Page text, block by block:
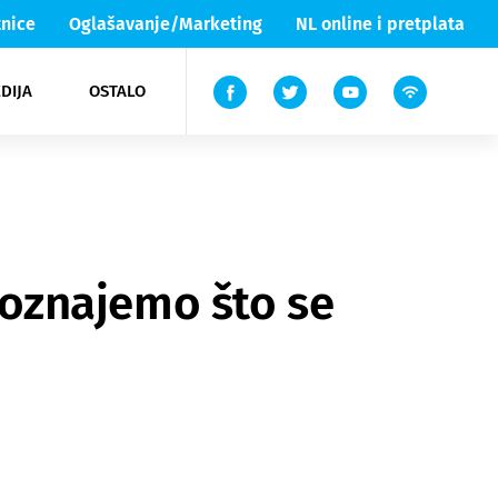
Oglašavanje/Marketing NL online i pretplata
OSTALO
Lika & Senj
TV
što se